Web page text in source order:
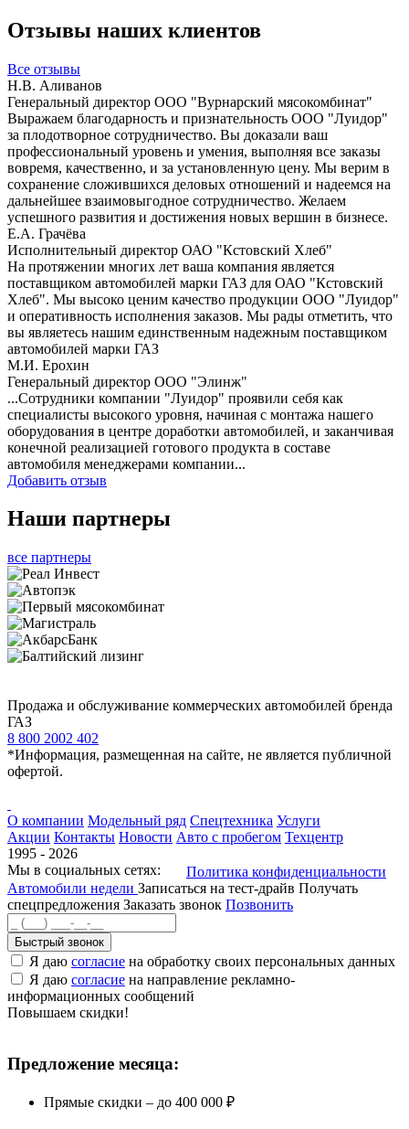
Отзывы наших клиентов
Все отзывы
Н.В. Аливанов
Генеральный директор ООО "Вурнарский мясокомбинат"
Выражаем благодарность и признательность ООО "Луидор"
за плодотворное сотрудничество. Вы доказали ваш
профессиональный уровень и умения, выполняя все заказы
вовремя, качественно, и за установленную цену. Мы верим в
сохранение сложившихся деловых отношений и надеемся на
дальнейшее взаимовыгодное сотрудничество. Желаем
успешного развития и достижения новых вершин в бизнесе.
Е.А. Грачёва
Исполнительный директор ОАО "Кстовский Хлеб"
На протяжении многих лет ваша компания является
поставщиком автомобилей марки ГАЗ для ОАО "Кстовский
Хлеб". Мы высоко ценим качество продукции ООО "Луидор"
и оперативность исполнения заказов. Мы рады отметить, что
вы являетесь нашим единственным надежным поставщиком
автомобилей марки ГАЗ
М.И. Ерохин
Генеральный директор ООО "Элинж"
...Сотрудники компании "Луидор" проявили себя как
специалисты высокого уровня, начиная с монтажа нашего
оборудования в центре доработки автомобилей, и заканчивая
конечной реализацией готового продукта в составе
автомобиля менеджерами компании...
Добавить отзыв
Наши партнеры
все партнеры
Продажа и обслуживание коммерческих автомобилей бренда
ГАЗ
8 800 2002 402
*Информация, размещенная на сайте, не является публичной
офертой.
О компании Модельный ряд Спецтехника Услуги
Акции Контакты Новости Авто с пробегом Техцентр
1995 - 2026
Мы в социальных сетях:
Политика конфиденциальности
Автомобили недели Записаться на тест-драйв Получать
спецпредложения Заказать звонок Позвонить
Быстрый звонок
Я даю согласие на обработку своих персональных данных
Я даю согласие на направление рекламно-
информационных сообщений
Повышаем скидки!
Предложение месяца:
Прямые скидки – до 400 000 ₽